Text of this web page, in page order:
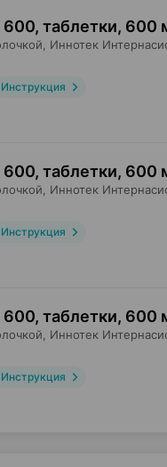
таблетки, 600
Иннотек
Инструкция
таблетки, 600
Иннотек
Инструкция
таблетки, 600
Иннотек
Инструкция